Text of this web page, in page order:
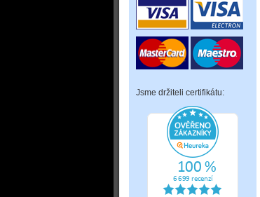
Jsme držiteli certifikátu: